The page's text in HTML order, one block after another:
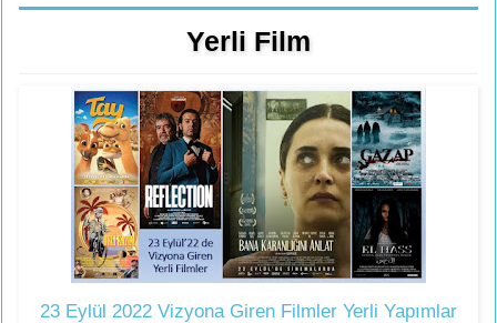
Yerli Film
23 Eylül 2022 Vizyona Giren Filmler Yerli Yapımlar